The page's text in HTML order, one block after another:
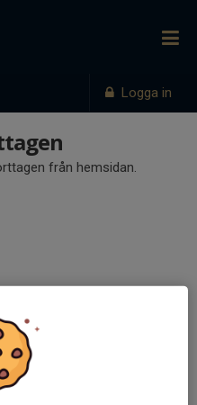
Logga in
från hemsidan.